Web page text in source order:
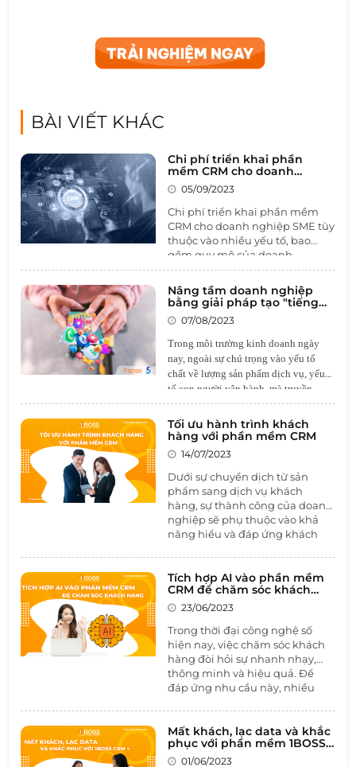
BÀI VIẾT KHÁC
Chi phí triển khai phần
mềm CRM cho doanh
nghiệp SME là bao nhiêu?
Giá phần mềm CRM
05/09/2023
Chi phí triển khai phần mềm
CRM cho doanh nghiệp SME tùy
thuộc vào nhiều yếu tố, bao
gồm quy mô của doanh
nghiệp, tính năng cụ thể cần
thiết và lựa chọn giữa các phiên
bản đóng gói hay tùy chỉnh.Giá
phần mềm CRM
thường được
tính dựa trên số lượng người
dùng và loại hình sử dụng -
đám mây hoặc cài đặt trên máy
chủ riêng. Để xác định chi phí
chính xác, doanh nghiệp cần
cung cấp, và cân nhắc nguồn
ngân sách để đảm bảo rằng họ
chọn được giải pháp phù hợp
nhất cho nhu cầu của mình.
Nâng tầm doanh nghiệp
bằng giải pháp tạo "tiếng
vang" trên nền tảng truyền
thông hot nhất hiện nay
07/08/2023
Trong môi trường kinh doanh ngày
nay, ngoài sự chú trọng vào yếu tố
chất về lượng sản phẩm dịch vụ, yếu
tố con người vận hành, mà truyền
thông mạng xã hội còn là yếu tố tiên
quyết để tạo nên giá trị của thương
hiệu, xây dựng sự phát triển toàn diện,
và một phần giúp cho doanh nghiệp
của thị trường. Theo đó, các giải pháp
truyền thông ngày càng đa dạng và tối
ưu, mạng xã hội không chỉ là một
trong những lựa chọn về truyền thông
mà còn là "mảnh đất" mà bất kỳ doanh
nghiệp nào cũng phái đặt chân đến.
Tối ưu hành trình khách
hàng với phần mềm CRM
14/07/2023
Dưới sự chuyển dịch từ sản
phẩm sang dịch vụ khách
hàng, sự thành công của doanh
nghiệp sẽ phụ thuộc vào khả
năng hiểu và đáp ứng khách
trong những điều tất yếu để
doanh nghiệp đạt được thành
công trên con đường chinh
viết này, chúng ta hãy cùng tìm
hành trình khách hàng là gì và
tối ưu hành trình khách hàng
vớiphần mềm CRM như thế
nào.
Tích hợp AI vào phần mềm
CRM để chăm sóc khách
hàng
23/06/2023
Trong thời đại công nghệ số
hiện nay, việc chăm sóc khách
hàng đòi hỏi sự nhanh nhạy,
thông minh và hiệu quả. Để
đáp ứng nhu cầu này, nhiều
phần mềm quản lý quan hệ
khách hàng (CRM). Sự kết hợp
giữa AI và CRM không chỉ đem
Mất khách, lạc data và khắc
phục với phần mềm 1BOSS
CRM +
01/06/2023